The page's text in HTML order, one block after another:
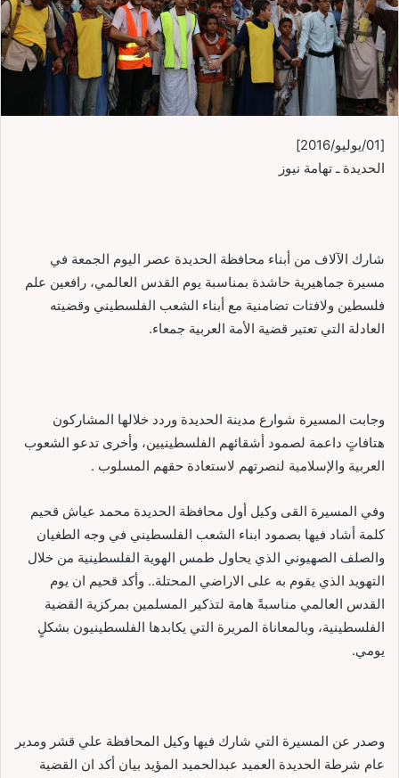
[01/يوليو/2016]
الحديدة ـ تهامة نيوز
شارك الآلاف من أبناء محافظة الحديدة عصر اليوم الجمعة في
مسيرة جماهيرية حاشدة بمناسبة يوم القدس العالمي، رافعين علم
فلسطين ولافتات تضامنية مع أبناء الشعب الفلسطيني وقضيته
العادلة التي تعتبر قضية الأمة العربية جمعاء.
وجابت المسيرة شوارع مدينة الحديدة وردد خلالها المشاركون
هتافاتٍ داعمة لصمود أشقائهم الفلسطينيين، وأخرى تدعو الشعوب
العربية والإسلامية لنصرتهم لاستعادة حقهم المسلوب .
وفي المسيرة القى وكيل أول محافظة الحديدة محمد عياش قحيم
كلمة أشاد فيها بصمود ابناء الشعب الفلسطيني في وجه الطغيان
والصلف الصهيوني الذي يحاول طمس الهوية الفلسطينية من خلال
التهويد الذي يقوم به على الاراضي المحتلة.. وأكد قحيم ان يوم
القدس العالمي مناسبةً هامة لتذكير المسلمين بمركزية القضية
الفلسطينية، وبالمعاناة المريرة التي يكابدها الفلسطينيون بشكلٍ
يومي.
وصدر عن المسيرة التي شارك فيها وكيل المحافظة علي قشر ومدير
عام شرطة الحديدة العميد عبدالحميد المؤيد بيان أكد ان القضية